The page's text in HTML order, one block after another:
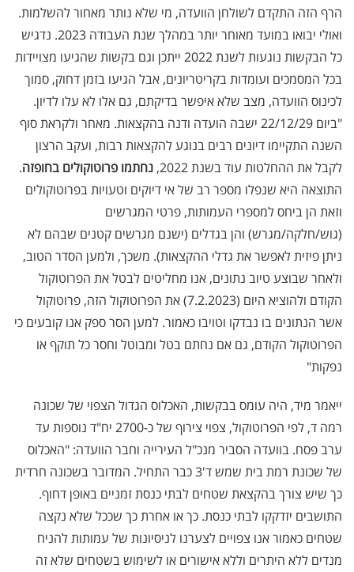
הרף הזה התקדם לשולחן הוועדה, מי שלא נותר מאחור להשלמות.
ואולי יבואו במועד מאוחר יותר במהלך שנת העבודה 2023. נדגיש
כל הבקשות נוגעות לשנת 2022 ייתכן וגם בקשות שהגיעו מצויידות
בכל המסמכים ועומדות בקריטריונים, אבל הגיעו בזמן דחוק, סמוך
לכינוס הוועדה, מצב שלא איפשר בדיקתם, גם אלו לא עלו לדיון.
"ביום 22/12/29 ישבה הועדה ודנה בהקצאות. מאחר ולקראת סוף
השנה התקיימו דיונים רבים בנוגע להקצאות רבות, ועקב הרצון
לקבל את ההחלטות עוד בשנת 2022,
נחתמו פרוטוקולים בחופזה.
התוצאה היא שנפלו מספר רב של אי דיוקים וטעויות בפרוטוקולים
וזאת הן ביחס למספרי העמותות, פרטי המגרשים
(גוש/חלקה/מגרש) והן בגדלים (ישנם מגרשים קטנים שבהם לא
ניתן פיזית לאפשר את גדלי ההקצאות). משכך, ולמען הסדר הטוב,
ולאחר שבוצע טיוב נתונים, אנו מחליטים לבטל את הפרוטוקול
הקודם ולהוציא היום (7.2.2023) את הפרוטוקול הזה, פרוטוקול
אשר הנתונים בו נבדקו וטויבו כאמור. למען הסר ספק אנו קובעים כי
הפרוטוקול הקודם, גם אם נחתם בטל ומבוטל וחסר כל תוקף או
נפקות"
ייאמר מיד, היה עומס בבקשות, האכלוס הגדול הצפוי של שכונה
רמה ד, לפי הפרוטוקול, צפוי צירוף של כ-2700 יח"ד נוספות עד
ערב פסח. בוועדה הסביר מנכ"ל העירייה וחבר הוועדה: "האכלוס
של שכונת רמת בית שמש ד'3 כבר התחיל. המדובר בשכונה חרדית
כך שיש צורך בהקצאת שטחים לבתי כנסת זמניים באופן דחוף.
התושבים יזדקקו לבתי כנסת. כך או אחרת כך שככל שלא נקצה
שטחים כאמור אנו צפויים לצערנו לניסיונות של עמותות להניח
מנדים ללא היתרים וללא אישורים או לשימוש בשטחים שלא זה